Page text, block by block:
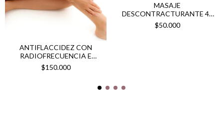
ANTIFLACCIDEZ CON
RADIOFRECUENCIA E
INTERFERENCIALES X 4
SESIONES -
$150.000
MASAJE
DESCONTRACTURANTE 45
MIN -
$50.000